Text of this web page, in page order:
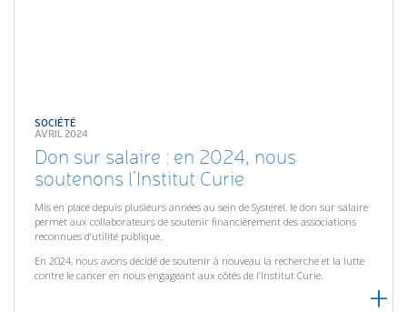
SOCIÉTÉ
AVRIL 2024
Don sur salaire : en 2024, nous
soutenons l’Institut Curie
Mis en place depuis plusieurs années au sein de Systerel, le don sur salaire
permet aux collaborateurs de soutenir financièrement des associations
reconnues d’utilité publique.
En 2024, nous avons décidé de soutenir à nouveau la recherche et la lutte
contre le cancer en nous engageant aux côtés de l’Institut Curie.